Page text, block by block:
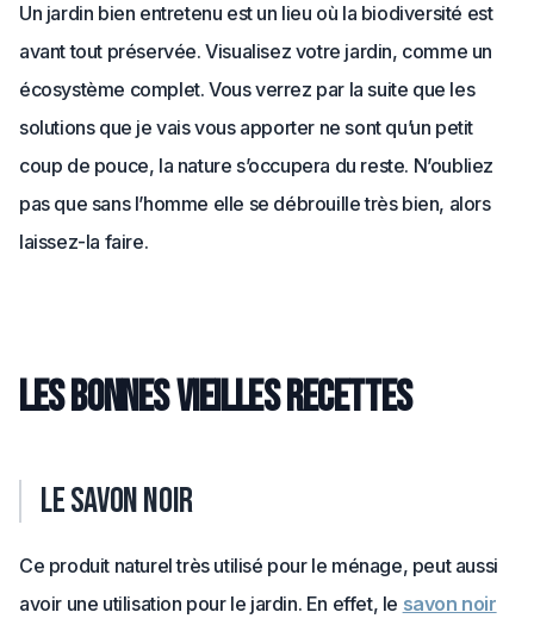
Un jardin bien entretenu est un lieu où la biodiversité est
avant tout préservée. Visualisez votre jardin, comme un
écosystème complet. Vous verrez par la suite que les
solutions que je vais vous apporter ne sont qu’un petit
coup de pouce, la nature s’occupera du reste. N’oubliez
pas que sans l’homme elle se débrouille très bien, alors
laissez-la faire.
Les bonnes vieilles recettes
Le savon noir
Ce produit naturel très utilisé pour le ménage, peut aussi
avoir une utilisation pour le jardin. En effet, le savon noir